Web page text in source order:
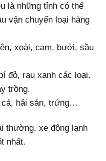
là những tỉnh có thế
vận chuyển loại hàng
xoài, cam, bưởi, sầu
đỏ, rau xanh các loại.
trồng.
cá, hải sản, trứng…
thường, xe đông lạnh
nhất.